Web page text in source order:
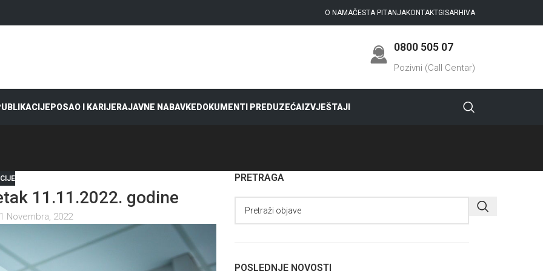
O NAMAČESTA PITANJAKONTAKTGISARHIVA
0800 505 07
Pozivni (Call Centar)
POSAO I KARIJERAJAVNE NABAVKEDOKUMENTI PREDUZEĆAIZVJEŠTAJI
11.11.2022. godine
Novembra, 2022
PRETRAGA
POSLEDNJE NOVOSTI